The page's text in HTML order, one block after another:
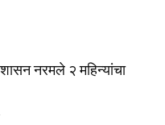
नरमले २ महिन्यांचा